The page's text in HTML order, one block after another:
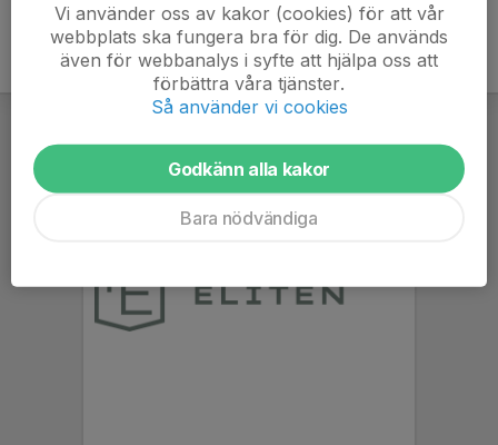
Vi använder oss av kakor (cookies) för att vår
webbplats ska fungera bra för dig. De används
även för webbanalys i syfte att hjälpa oss att
förbättra våra tjänster.
Så använder vi cookies
Godkänn alla kakor
Bara nödvändiga